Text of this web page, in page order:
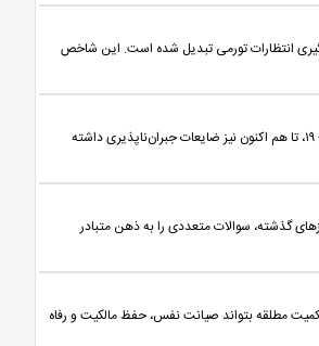
انتظارات تورمی تبدیل شده است. این شاخص
نمایه بانک : انتقال ویروس کرونا سارس ۲ به کشور و گسترش سریع بیماری ناشی از آن، کووید- ۱۹، تا هم اکنون نیز ضایعات جبران‌ناپذیری داشته
گذشته، سوالات متعددی را به ذهن متبادر
مطلقه بتواند صیانت نفس، حفظ مالکیت و رفاه